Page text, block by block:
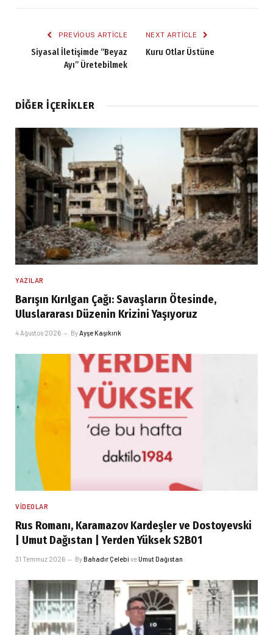
PREVIOUS ARTICLE
Siyasal İletişimde “Beyaz
Ayı” Üretebilmek
NEXT ARTICLE
Kuru Otlar Üstüne
DIĞER İÇERIKLER
YAZILAR
Barışın Kırılgan Çağı: Savaşların Ötesinde,
Uluslararası Düzenin Krizini Yaşıyoruz
4 Ağustos 2026 ByAyşe Kaşıkırık
VIDEOLAR
Rus Romanı, Karamazov Kardeşler ve Dostoyevski
| Umut Dağıstan | Yerden Yüksek S2B01
31 Temmuz 2026 ByBahadır Çelebi veUmut Dağıstan